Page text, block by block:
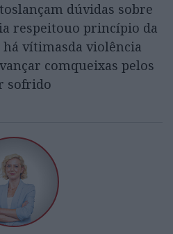
dúvidas sobre
respeitouo princípio da
vítimasda violência
comqueixas pelos
sofrido